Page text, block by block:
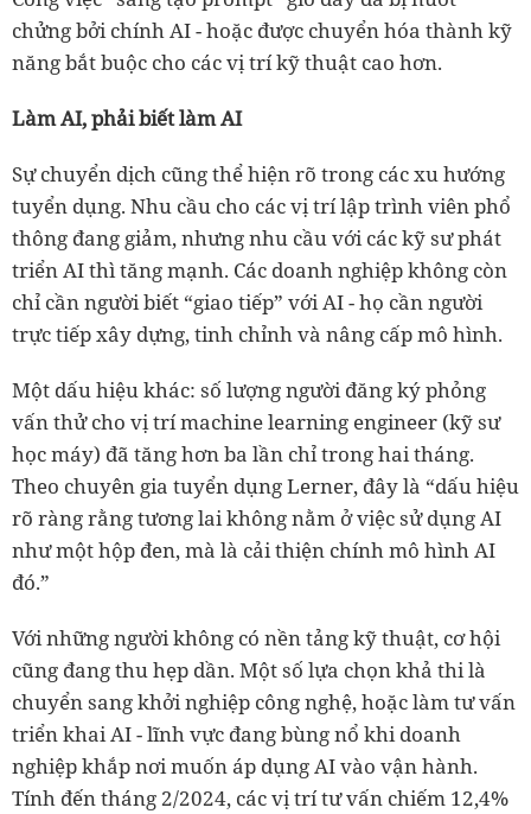
chửng bởi chính AI - hoặc được chuyển hóa thành kỹ
năng bắt buộc cho các vị trí kỹ thuật cao hơn.
Làm AI, phải biết làm AI
Sự chuyển dịch cũng thể hiện rõ trong các xu hướng
tuyển dụng. Nhu cầu cho các vị trí lập trình viên phổ
thông đang giảm, nhưng nhu cầu với các kỹ sư phát
triển AI thì tăng mạnh. Các doanh nghiệp không còn
chỉ cần người biết “giao tiếp” với AI - họ cần người
trực tiếp xây dựng, tinh chỉnh và nâng cấp mô hình.
Một dấu hiệu khác: số lượng người đăng ký phỏng
vấn thử cho vị trí machine learning engineer (kỹ sư
học máy) đã tăng hơn ba lần chỉ trong hai tháng.
Theo chuyên gia tuyển dụng Lerner, đây là “dấu hiệu
rõ ràng rằng tương lai không nằm ở việc sử dụng AI
như một hộp đen, mà là cải thiện chính mô hình AI
đó.”
Với những người không có nền tảng kỹ thuật, cơ hội
cũng đang thu hẹp dần. Một số lựa chọn khả thi là
chuyển sang khởi nghiệp công nghệ, hoặc làm tư vấn
triển khai AI - lĩnh vực đang bùng nổ khi doanh
nghiệp khắp nơi muốn áp dụng AI vào vận hành.
Tính đến tháng 2/2024, các vị trí tư vấn chiếm 12,4%